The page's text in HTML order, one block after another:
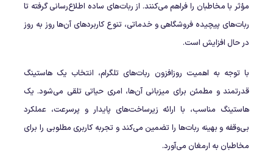
مؤثر با مخاطبان را فراهم می‌کنند. از ربات‌های ساده اطلاع‌رسانی گرفته تا
ربات‌های پیچیده فروشگاهی و خدماتی، تنوع کاربردهای آن‌ها روز به روز
در حال افزایش است.
با توجه به اهمیت روزافزون ربات‌های تلگرام، انتخاب یک هاستینگ
قدرتمند و مطمئن برای میزبانی آن‌ها، امری حیاتی تلقی می‌شود. یک
هاستینگ مناسب، با ارائه زیرساخت‌های پایدار و پرسرعت، عملکرد
بی‌وقفه و بهینه ربات‌ها را تضمین می‌کند و تجربه کاربری مطلوبی را برای
مخاطبان به ارمغان می‌آورد.